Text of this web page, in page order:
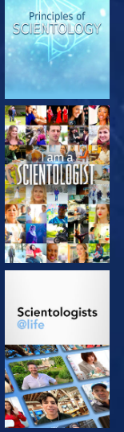
KIJK
VERKEN DE SERIE